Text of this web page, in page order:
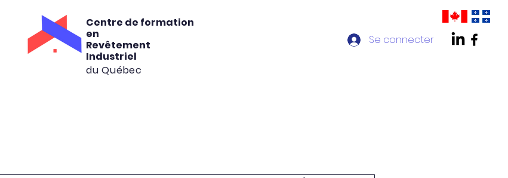
Centre de formation
en
Revêtement
Industriel
du Québec
Se connecter